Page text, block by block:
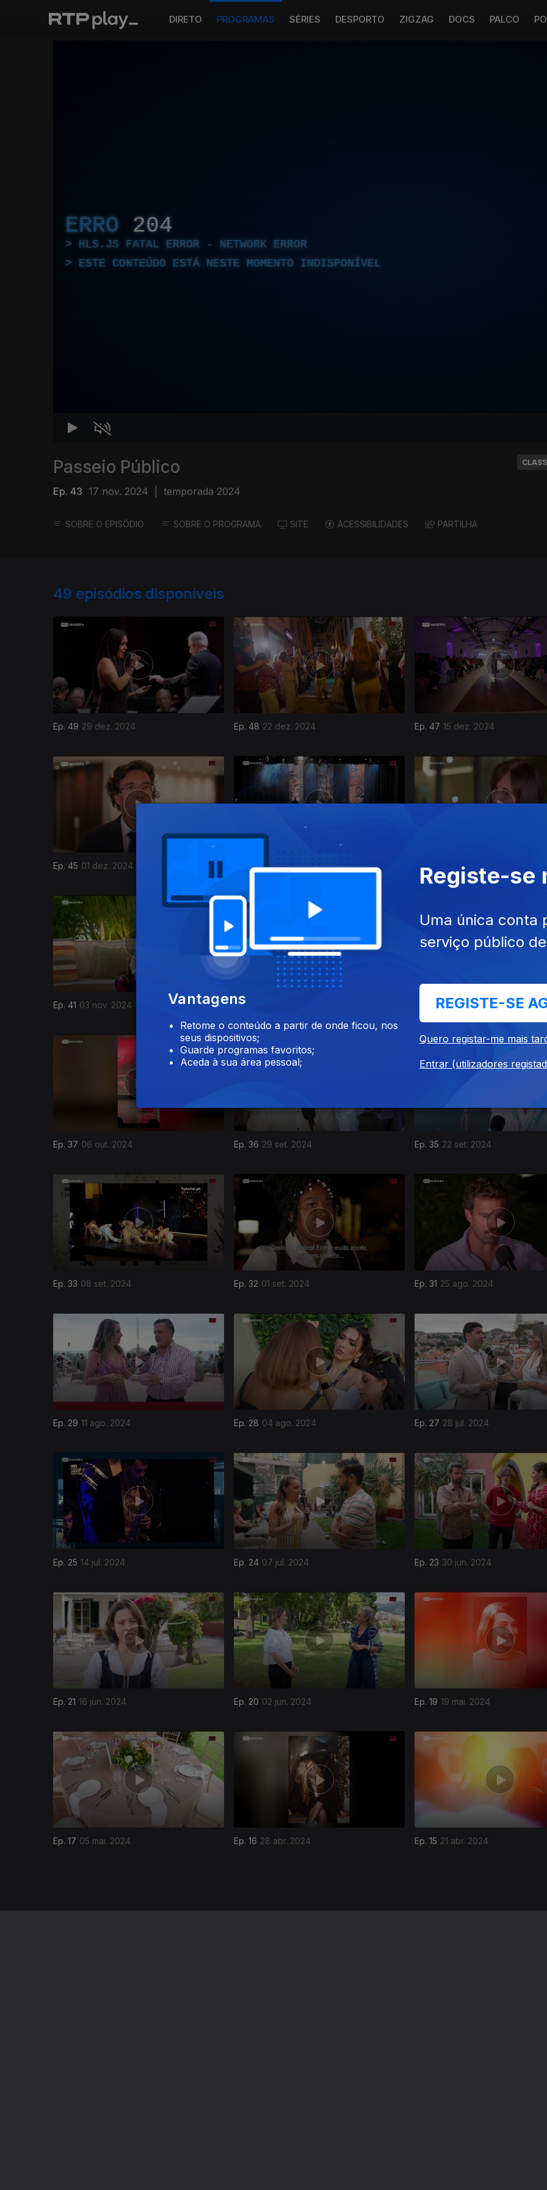
DIRETO PROGRAMAS SÉRIES DESPORTO ZIGZAG DOCS PALCO
ERRO 204
HLS.JS FATAL ERROR - NETWORK ERROR
ESTE CONTEÚDO ESTÁ NESTE MOMENTO INDISPONÍVEL
Passeio Público
Ep. 43 17 nov. 2024 temporada 2024
SOBRE O EPISÓDIO SOBRE O PROGRAMA SITE ACESSIBILIDADES PARTILHA
49 episódios disponíveis
Ep. 49 29 dez. 2024 Ep. 48 22 dez. 2024 Ep. 47 15 dez. 2024
Ep. 45 01 dez. 2024 Ep. 44 24 nov. 2024 Ep. 43 17 nov. 2024
Ep. 41 03 nov. 2024 Ep. 40 Ep. 39 20 out. 2024
800983
Ep. 37 06 out. 2024 Ep. 36 29 set. 2024 Ep. 35 22 set. 2024
Ep. 33 08 set. 2024 Ep. 32 01 set. 2024 Ep. 31 25 ago. 2024
Ep. 29 11 ago. 2024 Ep. 28 04 ago. 2024 Ep. 27 28 jul. 2024
Ep. 25 14 jul. 2024 Ep. 24 07 jul. 2024 Ep. 23 30 jun. 2024
Ep. 21 16 jun. 2024 Ep. 20 02 jun. 2024 Ep. 19 19 mai. 2024
Ep. 17 05 mai. 2024 Ep. 16 28 abr. 2024 Ep. 15 21 abr. 2024
762040
Vantagens
Retome o conteúdo a partir de onde ficou, nos
seus dispositivos;
Guarde programas favoritos;
Aceda à sua área pessoal;
Registe-se
Uma única conta
serviço público
REGISTE-SE
Quero registar-me mais
Entrar (utilizadores